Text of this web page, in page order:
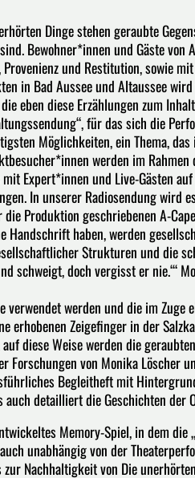
Dinge stehen geraubte
Bewohner*innen und Gäste von
und Restitution, sowie
in Bad Aussee und Altaussee
eben diese Erzählungen zum
für das sich die
Möglichkeiten, ein Thema,
werden im
Expert*innen und Live-Gästen
In unserer Radiosendung wird
Produktion geschriebenen A-
Handschrift haben, werden
Strukturen und die
schweigt, doch vergisst er nie.‘“
verwendet werden und die im
erhobenen Zeigefinger in der
diese Weise werden die
Forschungen von Monika Löscher
Begleitheft mit
detailliert die Geschichten der
Memory-Spiel, in dem die
unabhängig von der
Nachhaltigkeit von Die